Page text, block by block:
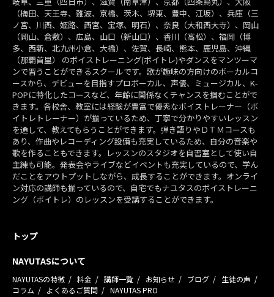
（梅田、天王寺、難波、京橋、茨木、堺東、豊中、江坂）、兵庫（三
ノ宮、川西、姫路、西宮、宝塚、明石）、奈良（大和西大寺）、岡山
（岡山、倉敷）、広島、山口（新山口）、香川（高松）、福岡（博
多、西新、北九州小倉、大橋）、佐賀、長崎、熊本、鹿児島、沖縄
（那覇首里） のボイストレーニング(ボイトレ)やダンスをマンツーマ
ンで習うことができるスクールです。歌が趣味の方向けのボーカルコ
ースから、デビューを目指すプロボーカル、声優、ミュージカル、K-
POPに特化したコースなど、年齢に関係なくチャンスを掴むことがで
きます。各校舎、教室には経験が豊富で優秀なボイストレーナー（ボ
イトレトレーナー）が揃っているため、丁寧で分かりやすいレッスン
を通して、教えてもらうことができます。弾き語りやＤＴＭコースも
あり、作曲やレコーディング設備も充実しているため、自分の音楽や
歌を作ることもできます。レッスンのスタジオを自習室として使い自
主練も可能。発表会やライブなどイベントも充実しているので、学ん
だことをアウトプットしながら、成長することができます。オンライ
ン対応の講師も揃っているので、自宅でもナユタスのボイストレーニ
ング（ボイトレ）のレッスンを受講することができます。
トップ
NAYUTASについて
NAYUTASの特徴 料金 講師一覧 お知らせ ブログ
生徒の声
コラム
よくあるご質問 NAYUTAS PRO